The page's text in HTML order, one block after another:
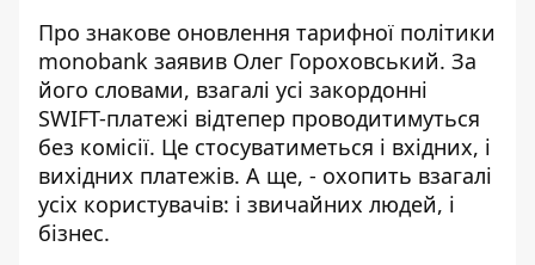
Про знакове оновлення тарифної політики
monobank заявив Олег Гороховський. За
його словами, взагалі усі закордонні
SWIFT-платежі відтепер проводитимуться
без комісії. Це стосуватиметься і вхідних, і
вихідних платежів. А ще, - охопить взагалі
усіх користувачів: і звичайних людей, і
бізнес.